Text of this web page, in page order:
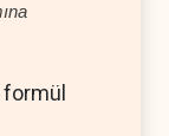
formül